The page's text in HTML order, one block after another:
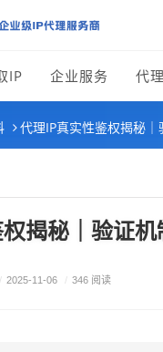
IP 企业服务 代
代理IP真实性鉴权揭秘
揭秘｜验证机
/ 2025-11-06 / 346 阅读